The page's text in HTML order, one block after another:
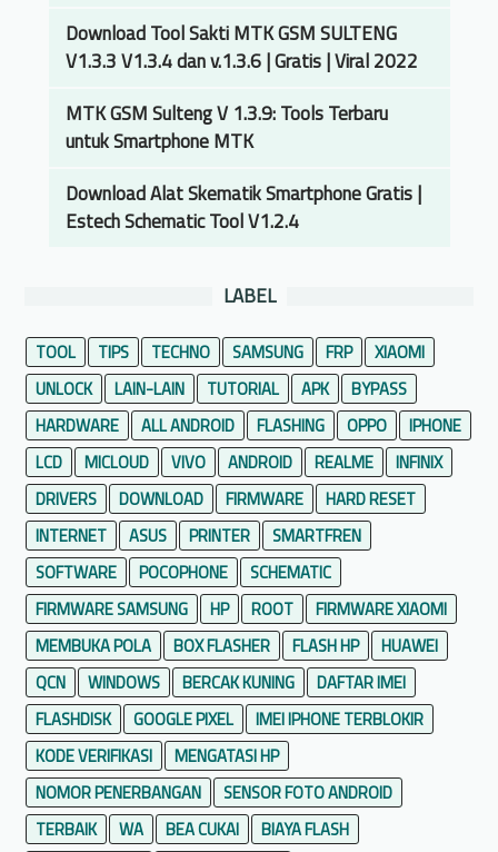
Download Tool Sakti MTK GSM SULTENG
V1.3.3 V1.3.4 dan v.1.3.6 | Gratis | Viral 2022
MTK GSM Sulteng V 1.3.9: Tools Terbaru
untuk Smartphone MTK
Download Alat Skematik Smartphone Gratis |
Estech Schematic Tool V1.2.4
LABEL
TOOL TIPS TECHNO SAMSUNG FRP
XIAOMI
UNLOCK
LAIN-LAIN TUTORIAL APK
BYPASS
HARDWARE
ALL ANDROID FLASHING OPPO
IPHONE
LCD
MICLOUD VIVO ANDROID REALME
INFINIX
DRIVERS
DOWNLOAD FIRMWARE
HARD RESET
INTERNET
ASUS PRINTER
SMARTFREN
SOFTWARE
POCOPHONE
SCHEMATIC
FIRMWARE SAMSUNG
HP ROOT
FIRMWARE XIAOMI
MEMBUKA POLA
BOX FLASHER FLASH HP
HUAWEI
QCN
WINDOWS BERCAK KUNING
DAFTAR IMEI
FLASHDISK
GOOGLE PIXEL
IMEI IPHONE TERBLOKIR
KODE VERIFIKASI
MENGATASI HP
NOMOR PENERBANGAN
SENSOR FOTO ANDROID
TERBAIK
WA BEA CUKAI
BIAYA FLASH